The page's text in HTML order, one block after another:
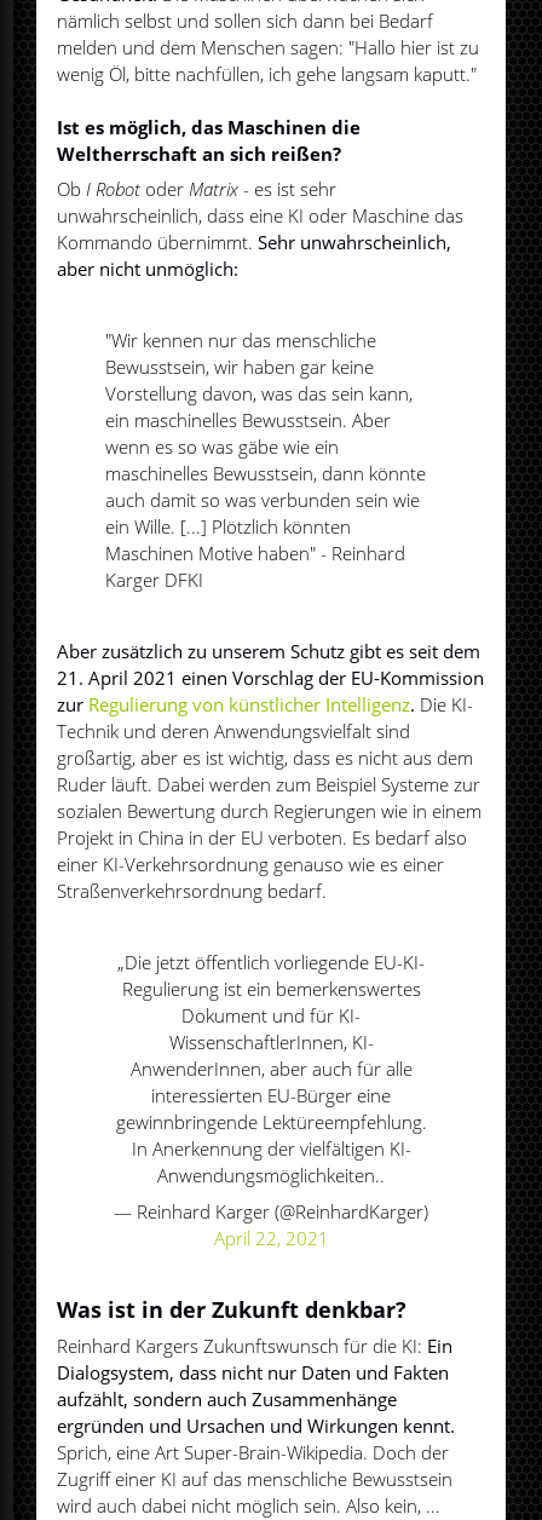
nämlich selbst und sollen sich dann bei Bedarf
melden und dem Menschen sagen: "Hallo hier ist zu
wenig Öl, bitte nachfüllen, ich gehe langsam kaputt."
Ist es möglich, das Maschinen die
Weltherrschaft an sich reißen?
ObI Robot oderMatrix - es ist sehr
unwahrscheinlich, dass eine KI oder Maschine das
Kommando übernimmt.Sehr unwahrscheinlich,
aber nicht unmöglich:
"Wir kennen nur das menschliche
Bewusstsein, wir haben gar keine
Vorstellung davon, was das sein kann,
ein maschinelles Bewusstsein. Aber
wenn es so was gäbe wie ein
maschinelles Bewusstsein, dann könnte
auch damit so was verbunden sein wie
ein Wille. [...] Plötzlich könnten
Maschinen Motive haben" - Reinhard
Karger DFKI
Aber zusätzlich zu unserem Schutz gibt es seit dem
21. April 2021 einen Vorschlag der EU-Kommission
zur Regulierung von künstlicher Intelligenz. Die KI-
Technik und deren Anwendungsvielfalt sind
großartig, aber es ist wichtig, dass es nicht aus dem
Ruder läuft. Dabei werden zum Beispiel Systeme zur
sozialen Bewertung durch Regierungen wie in einem
Projekt in China in der EU verboten. Es bedarf also
einer KI-Verkehrsordnung genauso wie es einer
Straßenverkehrsordnung bedarf.
„Die jetzt öffentlich vorliegende EU-KI-
Regulierung ist ein bemerkenswertes
Dokument und für KI-
WissenschaftlerInnen, KI-
AnwenderInnen, aber auch für alle
interessierten EU-Bürger eine
gewinnbringende Lektüreempfehlung.
In Anerkennung der vielfältigen KI-
Anwendungsmöglichkeiten..
— Reinhard Karger (@ReinhardKarger)
April 22, 2021
Was ist in der Zukunft denkbar?
Reinhard Kargers Zukunftswunsch für die KI: Ein
Dialogsystem, dass nicht nur Daten und Fakten
aufzählt, sondern auch Zusammenhänge
ergründen und Ursachen und Wirkungen kennt.
Sprich, eine Art Super-Brain-Wikipedia. Doch der
Zugriff einer KI auf das menschliche Bewusstsein
wird auch dabei nicht möglich sein. Also kein, ...